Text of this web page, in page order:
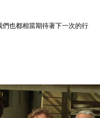
也都相當期待著下一次的行